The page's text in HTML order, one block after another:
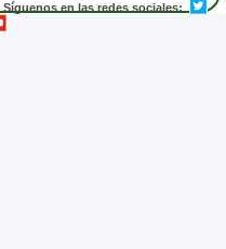
en las redes sociales: